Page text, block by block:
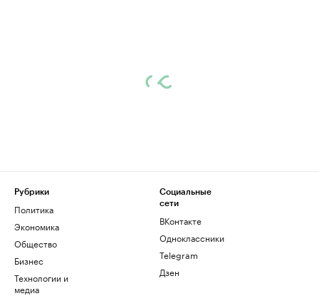
Рубрики
Политика
Экономика
Общество
Бизнес
Технологии и
медиа
Социальные
сети
ВКонтакте
Одноклассники
Telegram
Дзен